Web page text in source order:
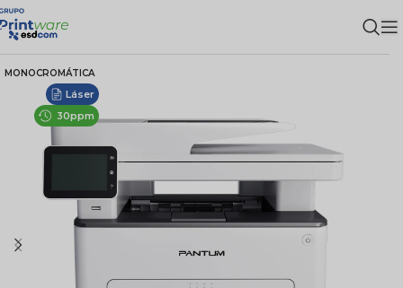
MONOCROMÁTICA
Láser
30ppm